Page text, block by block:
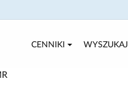
CENNIKI WYSZUKAJ